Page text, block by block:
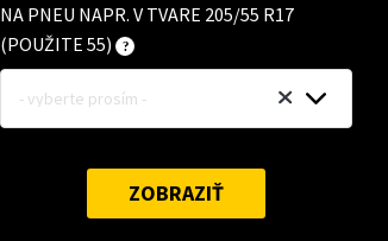
NA PNEU NAPR. V TVARE 205/55 R17
(POUŽITE 55)
- vyberte prosím -
ZOBRAZIŤ